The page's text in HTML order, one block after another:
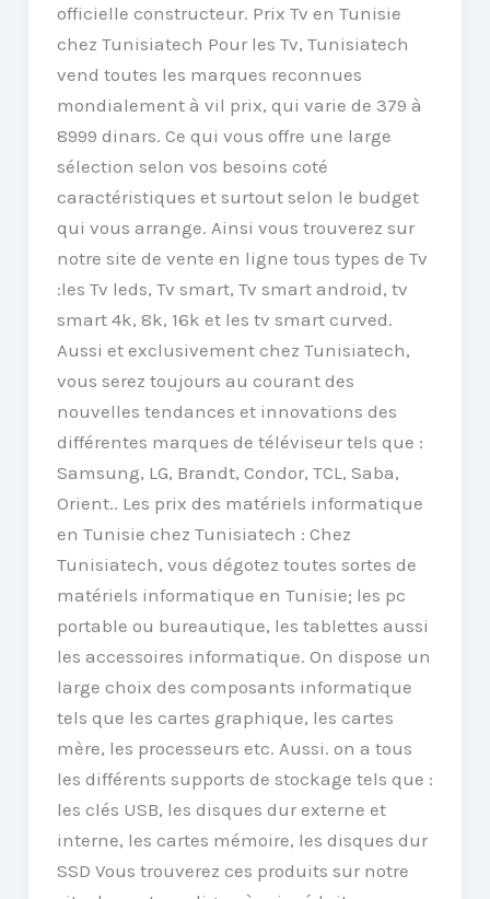
officielle constructeur. Prix Tv en Tunisie
chez Tunisiatech Pour les Tv, Tunisiatech
vend toutes les marques reconnues
mondialement à vil prix, qui varie de 379 à
8999 dinars. Ce qui vous offre une large
sélection selon vos besoins coté
caractéristiques et surtout selon le budget
qui vous arrange. Ainsi vous trouverez sur
notre site de vente en ligne tous types de Tv
:les Tv leds, Tv smart, Tv smart android, tv
smart 4k, 8k, 16k et les tv smart curved.
Aussi et exclusivement chez Tunisiatech,
vous serez toujours au courant des
nouvelles tendances et innovations des
différentes marques de téléviseur tels que :
Samsung, LG, Brandt, Condor, TCL, Saba,
Orient.. Les prix des matériels informatique
en Tunisie chez Tunisiatech : Chez
Tunisiatech, vous dégotez toutes sortes de
matériels informatique en Tunisie; les pc
portable ou bureautique, les tablettes aussi
les accessoires informatique. On dispose un
large choix des composants informatique
tels que les cartes graphique, les cartes
mère, les processeurs etc. Aussi. on a tous
les différents supports de stockage tels que :
les clés USB, les disques dur externe et
interne, les cartes mémoire, les disques dur
SSD Vous trouverez ces produits sur notre